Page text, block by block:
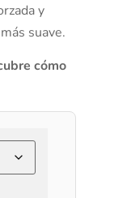
y
suave.
cómo